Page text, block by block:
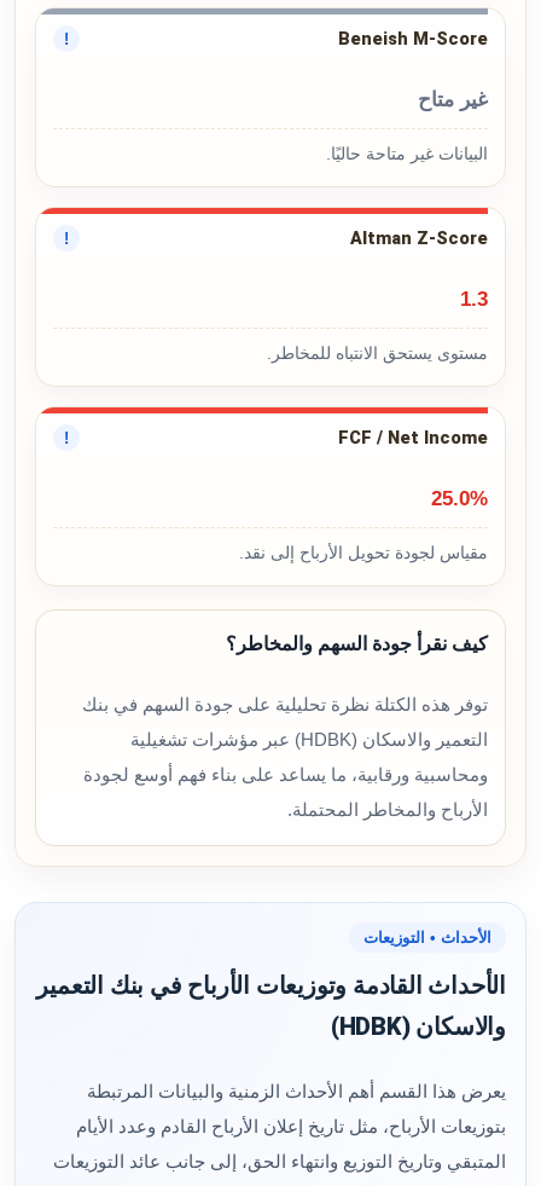
Beneish M-Score
!
غير متاح
البيانات غير متاحة حاليًا.
Altman Z-Score
!
1.3
مستوى يستحق الانتباه للمخاطر.
FCF / Net Income
!
25.0%
مقياس لجودة تحويل الأرباح إلى نقد.
كيف نقرأ جودة السهم والمخاطر؟
توفر هذه الكتلة نظرة تحليلية على جودة السهم في بنك
التعمير والاسكان (HDBK) عبر مؤشرات تشغيلية
ومحاسبية ورقابية، ما يساعد على بناء فهم أوسع لجودة
الأرباح والمخاطر المحتملة.
الأحداث • التوزيعات
الأحداث القادمة وتوزيعات الأرباح في بنك التعمير
والاسكان (HDBK)
يعرض هذا القسم أهم الأحداث الزمنية والبيانات المرتبطة
بتوزيعات الأرباح، مثل تاريخ إعلان الأرباح القادم وعدد الأيام
المتبقي وتاريخ التوزيع وانتهاء الحق، إلى جانب عائد التوزيعات